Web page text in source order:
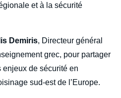
et à la sécurité
Demiris, Directeur général
grec, pour partager
enjeux de sécurité en
sud-est de l’Europe.